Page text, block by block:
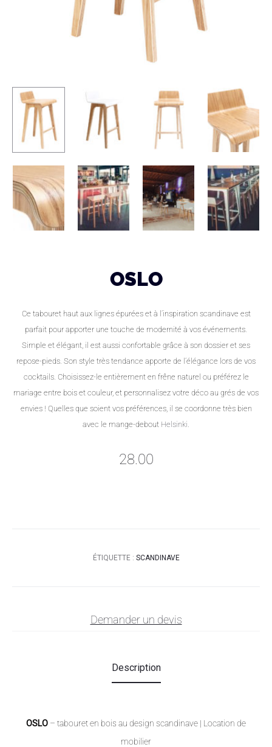
OSLO
Ce tabouret haut aux lignes épurées et à l’inspiration scandinave est
parfait pour apporter une touche de modernité à vos événements.
Simple et élégant, il est aussi confortable grâce à son dossier et ses
repose-pieds. Son style très tendance apporte de l’élégance lors de vos
cocktails. Choisissez-le entièrement en frêne naturel ou préférez le
mariage entre bois et couleur, et personnalisez votre déco au grés de vos
envies ! Quelles que soient vos préférences, il se coordonne très bien
avec le mange-debout Helsinki
28.00
ÉTIQUETTE : SCANDINAVE
Demander un devis
Description
OSLO – tabouret en bois au design scandinave | Location de
mobilier